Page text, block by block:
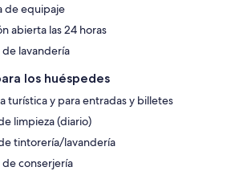
de equipaje
abierta las 24 horas
de lavandería
los huéspedes
turística y para entradas y billetes
limpieza (diario)
tintorería/lavandería
de conserjería